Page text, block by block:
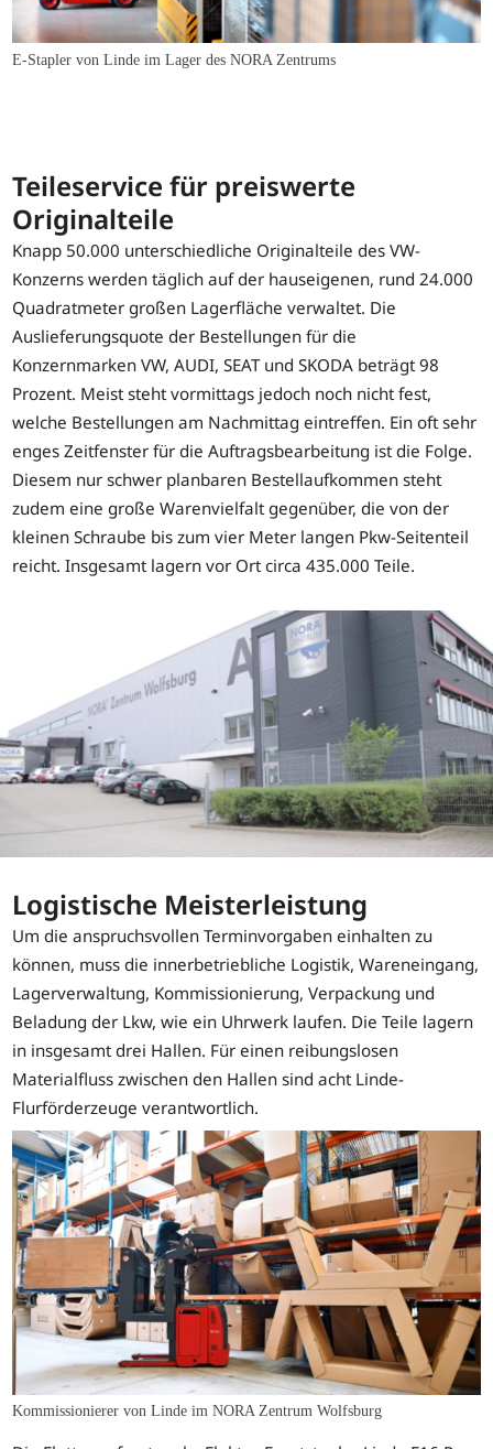
E-Stapler von Linde im Lager des NORA Zentrums
Teileservice für preiswerte
Originalteile
Knapp 50.000 unterschiedliche Originalteile des VW-
Konzerns werden täglich auf der hauseigenen, rund 24.000
Quadratmeter großen Lagerfläche verwaltet. Die
Auslieferungsquote der Bestellungen für die
Konzernmarken VW, AUDI, SEAT und SKODA beträgt 98
Prozent. Meist steht vormittags jedoch noch nicht fest,
welche Bestellungen am Nachmittag eintreffen. Ein oft sehr
enges Zeitfenster für die Auftragsbearbeitung ist die Folge.
Diesem nur schwer planbaren Bestellaufkommen steht
zudem eine große Warenvielfalt gegenüber, die von der
kleinen Schraube bis zum vier Meter langen Pkw-Seitenteil
reicht. Insgesamt lagern vor Ort circa 435.000 Teile.
Logistische Meisterleistung
Um die anspruchsvollen Terminvorgaben einhalten zu
können, muss die innerbetriebliche Logistik, Wareneingang,
Lagerverwaltung, Kommissionierung, Verpackung und
Beladung der Lkw, wie ein Uhrwerk laufen. Die Teile lagern
in insgesamt drei Hallen. Für einen reibungslosen
Materialfluss zwischen den Hallen sind acht Linde-
Flurförderzeuge verantwortlich.
Kommissionierer von Linde im NORA Zentrum Wolfsburg